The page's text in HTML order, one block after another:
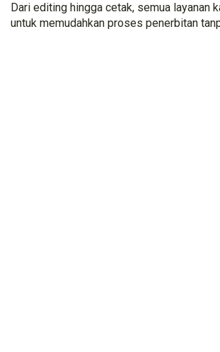
Dari editing hingga cetak, semua layanan
untuk memudahkan proses penerbitan